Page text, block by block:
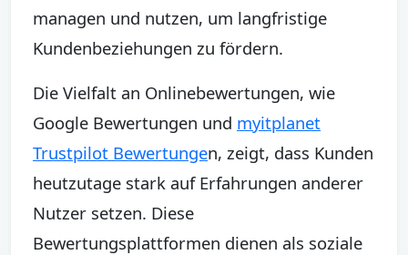
managen und nutzen, um langfristige
Kundenbeziehungen zu fördern.
Die Vielfalt an Onlinebewertungen, wie
Google Bewertungen und myitplanet
Trustpilot Bewertungen, zeigt, dass Kunden
heutzutage stark auf Erfahrungen anderer
Nutzer setzen. Diese
Bewertungsplattformen dienen als soziale